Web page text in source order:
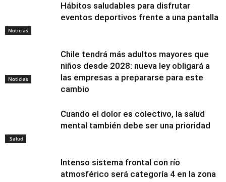
Noticias
Hábitos saludables para disfrutar
eventos deportivos frente a una pantalla
Noticias
Chile tendrá más adultos mayores que
niños desde 2028: nueva ley obligará a
las empresas a prepararse para este
cambio
Salud
Cuando el dolor es colectivo, la salud
mental también debe ser una prioridad
Intenso sistema frontal con río
atmosférico será categoría 4 en la zona